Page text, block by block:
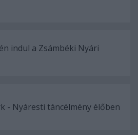
indul a Zsámbéki Nyári
- Nyáresti táncélmény élőben